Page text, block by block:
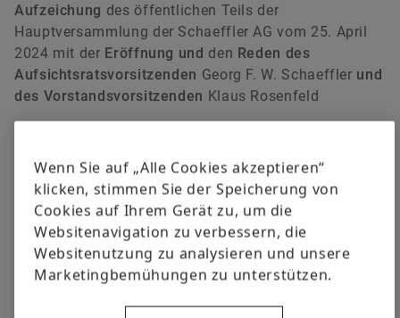
mehr über unsere Datenschutzbestimmungen
Aufzeichung des öffentlichen Teils der
Hauptversammlung der Schaeffler AG vom 25. April
2024 mit der Eröffnung und den Reden des
Aufsichtsratsvorsitzenden Georg F. W. Schaeffler und
des Vorstandsvorsitzenden Klaus Rosenfeld
Dokumente & Unterlagen
Abstimmungsergebnisse
Wenn Sie auf „Alle Cookies akzeptieren“
klicken, stimmen Sie der Speicherung von
Cookies auf Ihrem Gerät zu, um die
Websitenavigation zu verbessern, die
Websitenutzung zu analysieren und unsere
Marketingbemühungen zu unterstützen.